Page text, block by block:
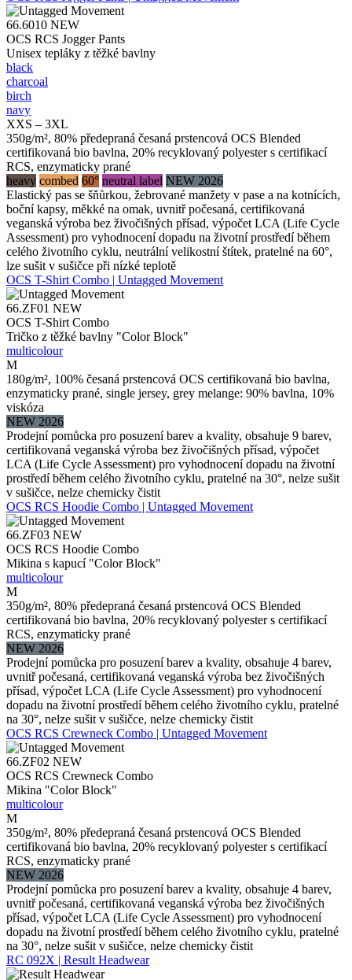
66.6010 NEW
OCS RCS Jogger Pants
Unisex tepláky z těžké bavlny
black
charcoal
birch
navy
XXS – 3XL
350g/m², 80% předepraná česaná prstencová OCS Blended
certifikovaná bio bavlna, 20% recyklovaný polyester s certifikací
RCS, enzymaticky prané
heavy combed 60° neutral label NEW 2026
Elastický pas se šňůrkou, žebrované manžety v pase a na kotnících,
boční kapsy, měkké na omak, uvnitř počesaná, certifikovaná
veganská výroba bez živočišných přísad, výpočet LCA (Life Cycle
Assessment) pro vyhodnocení dopadu na životní prostředí během
celého životního cyklu, neutrální velikostní štítek, pratelné na 60°,
lze sušit v sušičce při nízké teplotě
OCS T-Shirt Combo | Untagged Movement
66.ZF01 NEW
OCS T-Shirt Combo
Tričko z těžké bavlny "Color Block"
multicolour
M
180g/m², 100% česaná prstencová OCS certifikovaná bio bavlna,
enzymaticky prané, single jersey, grey melange: 90% bavlna, 10%
viskóza
NEW 2026
Prodejní pomůcka pro posuzení barev a kvality, obsahuje 9 barev,
certifikovaná veganská výroba bez živočišných přísad, výpočet
LCA (Life Cycle Assessment) pro vyhodnocení dopadu na životní
prostředí během celého životního cyklu, pratelné na 30°, nelze sušit
v sušičce, nelze chemicky čistit
OCS RCS Hoodie Combo | Untagged Movement
66.ZF03 NEW
OCS RCS Hoodie Combo
Mikina s kapucí "Color Block"
multicolour
M
350g/m², 80% předepraná česaná prstencová OCS Blended
certifikovaná bio bavlna, 20% recyklovaný polyester s certifikací
RCS, enzymaticky prané
NEW 2026
Prodejní pomůcka pro posuzení barev a kvality, obsahuje 4 barev,
uvnitř počesaná, certifikovaná veganská výroba bez živočišných
přísad, výpočet LCA (Life Cycle Assessment) pro vyhodnocení
dopadu na životní prostředí během celého životního cyklu, pratelné
na 30°, nelze sušit v sušičce, nelze chemicky čistit
OCS RCS Crewneck Combo | Untagged Movement
66.ZF02 NEW
OCS RCS Crewneck Combo
Mikina "Color Block"
multicolour
M
350g/m², 80% předepraná česaná prstencová OCS Blended
certifikovaná bio bavlna, 20% recyklovaný polyester s certifikací
RCS, enzymaticky prané
NEW 2026
Prodejní pomůcka pro posuzení barev a kvality, obsahuje 4 barev,
uvnitř počesaná, certifikovaná veganská výroba bez živočišných
přísad, výpočet LCA (Life Cycle Assessment) pro vyhodnocení
dopadu na životní prostředí během celého životního cyklu, pratelné
na 30°, nelze sušit v sušičce, nelze chemicky čistit
RC 092X | Result Headwear